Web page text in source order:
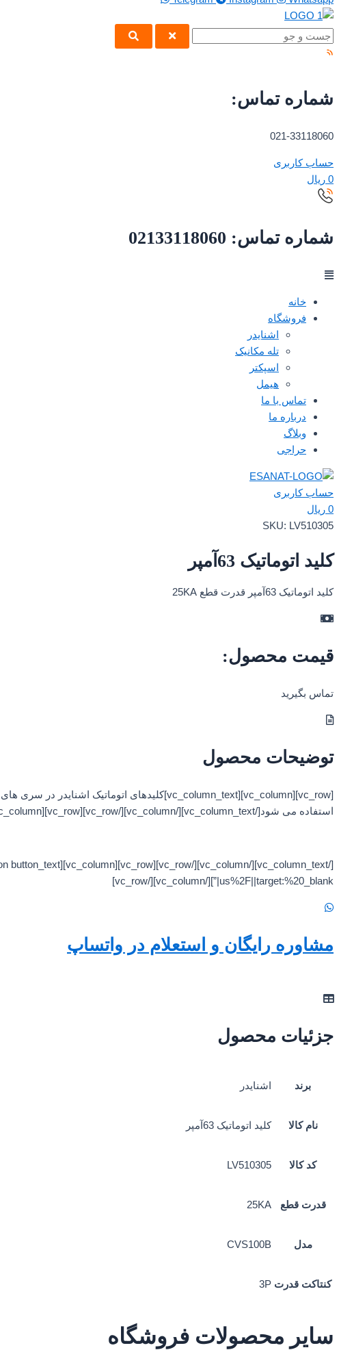
شماره تماس:
021-33118060
حساب کاربری
0 ریال
شماره تماس: 02133118060
خانه
فروشگاه
اشنایدر
تله مکانیک
اسپکتر
هیمل
تماس با ما
درباره ما
وبلاگ
حراجی
حساب کاربری
0 ریال
SKU: LV510305
کلید اتوماتیک 63آمپر
کلید اتوماتیک 63آمپر قدرت قطع 25KA
قیمت محصول:
تماس بگیرید
توضیحات محصول
استفاده می شود[/vc_column_text][/vc_column][/vc_row][vc_row][vc_column][/vc_column][/vc_row][vc_row][vc_column][vc_column_text]
us%2F||target:%20_blank|”][/vc_column][/vc_row]
مشاوره رایگان و استعلام در واتساپ
جزئیات محصول
برند اشنایدر
نام کالا کلید اتوماتیک 63آمپر
کد کالا LV510305
قدرت قطع 25KA
مدل CVS100B
کنتاکت قدرت 3P
سایر محصولات فروشگاه